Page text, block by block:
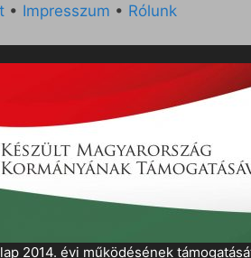
• Impresszum • Rólunk
2014. évi működésének